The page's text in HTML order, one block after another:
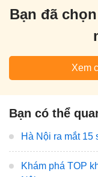
Bạn đã
Xem
Bạn có thể
Hà Nội ra mắt 15
Khám phá TOP